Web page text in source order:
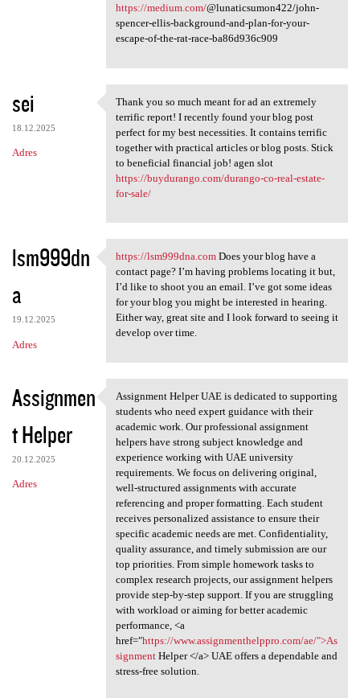
https://medium.com/@lunaticsumon422/john-
spencer-ellis-background-and-plan-for-your-
escape-of-the-rat-race-ba86d936c909
sei
18.12.2025
Adres
Thank you so much meant for
Thank you so much meant for ad an extremely
terrific report! I recently found your blog post
perfect for my best necessities. It contains terrific
together with practical articles or blog posts. Stick
to beneficial financial job! agen slot
https://buydurango.com/durango-co-real-estate-
for-sale/
lsm999dn
a
19.12.2025
Adres
https://lsm999dna.com Does
https://lsm999dna.comDoes your blog have a
contact page? I’m having problems locating it but,
I’d like to shoot you an email. I’ve got some ideas
for your blog you might be interested in hearing.
Either way, great site and I look forward to seeing it
develop over time.
Assignmen
t Helper
20.12.2025
Adres
Assignment Helper UAE is
Assignment Helper UAE is dedicated to supporting
students who need expert guidance with their
academic work. Our professional assignment
helpers have strong subject knowledge and
experience working with UAE university
requirements. We focus on delivering original,
well-structured assignments with accurate
referencing and proper formatting. Each student
receives personalized assistance to ensure their
specific academic needs are met. Confidentiality,
quality assurance, and timely submission are our
top priorities. From simple homework tasks to
complex research projects, our assignment helpers
provide step-by-step support. If you are struggling
with workload or aiming for better academic
performance, <a
href="https://www.assignmenthelppro.com/ae/">As
signmentHelper </a> UAE offers a dependable and
stress-free solution.